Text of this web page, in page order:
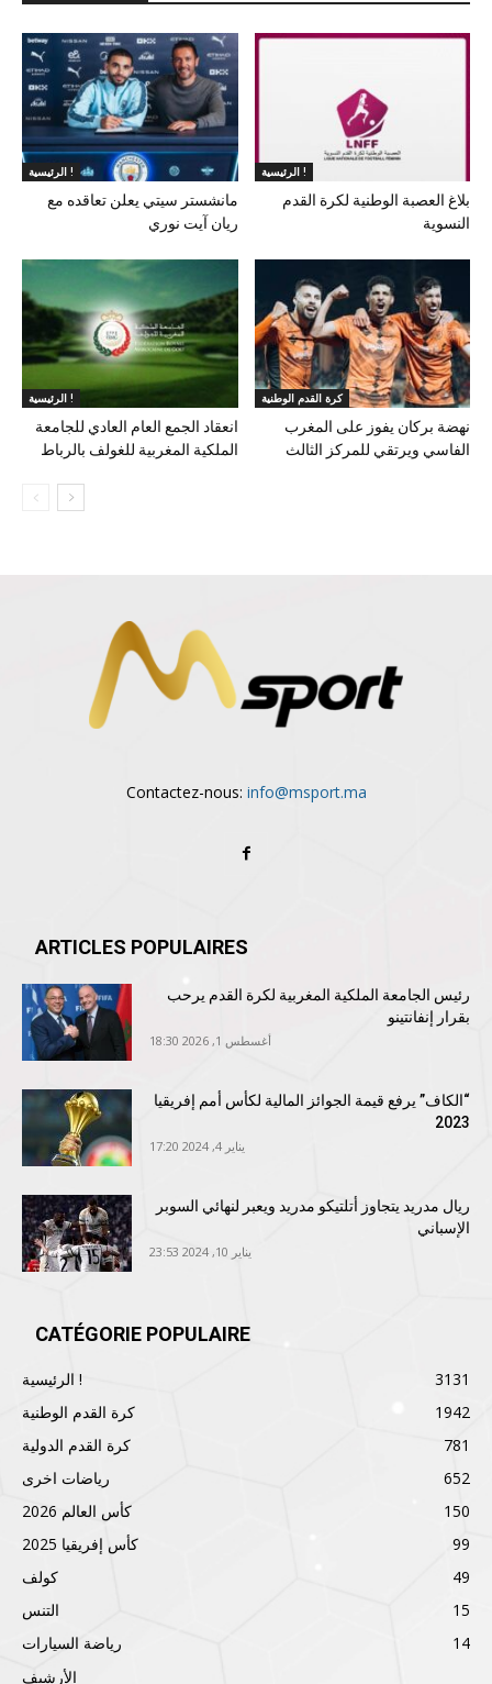
الرئيسية !
مانشستر سيتي يعلن تعاقده مع
ريان آيت نوري
الرئيسية !
بلاغ العصبة الوطنية لكرة القدم
النسوية
الرئيسية !
انعقاد الجمع العام العادي للجامعة
الملكية المغربية للغولف بالرباط
كرة القدم الوطنية
نهضة بركان يفوز على المغرب
الفاسي ويرتقي للمركز الثالث
Contactez-nous: info@msport.ma
ARTICLES POPULAIRES
رئيس الجامعة الملكية المغربية لكرة القدم يرحب
بقرار إنفانتينو
أغسطس 1, 2026 18:30
“الكاف” يرفع قيمة الجوائز المالية لكأس أمم إفريقيا
2023
يناير 4, 2024 17:20
ريال مدريد يتجاوز أتلتيكو مدريد ويعبر لنهائي السوبر
الإسباني
يناير 10, 2024 23:53
CATÉGORIE POPULAIRE
الرئيسية !
3131
كرة القدم الوطنية
1942
كرة القدم الدولية
781
رياضات اخرى
652
كأس العالم 2026
150
كأس إفريقيا 2025
99
كولف
49
التنس
15
رياضة السيارات
14
الأرشيف